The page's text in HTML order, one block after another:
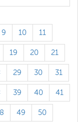
9 10 11
19 20 21
29 30 31
39 40 41
49 50